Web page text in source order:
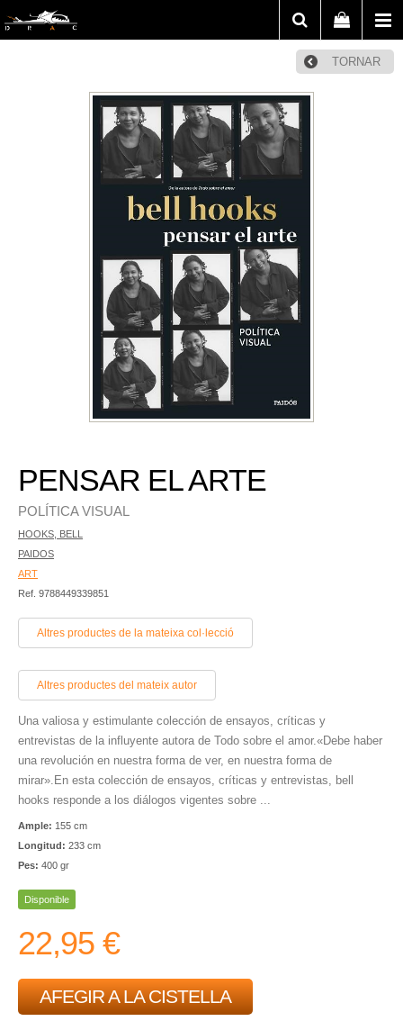
TORNAR
PENSAR EL ARTE
POLÍTICA VISUAL
HOOKS, BELL
PAIDOS
ART
Ref. 9788449339851
Altres productes de la mateixa col·lecció
Altres productes del mateix autor
Una valiosa y estimulante colección de ensayos, críticas y
entrevistas de la influyente autora de Todo sobre el amor.«Debe haber
una revolución en nuestra forma de ver, en nuestra forma de
mirar».En esta colección de ensayos, críticas y entrevistas, bell
hooks responde a los diálogos vigentes sobre ...
Ample: 155 cm
Longitud: 233 cm
Pes: 400 gr
Disponible
22,95 €
AFEGIR A LA CISTELLA